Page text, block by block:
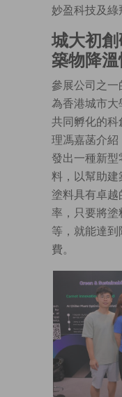
妙盈科技及綠
城大初創
築物降溫
參展公司之
為香港城市大
共同孵化的科
理馮嘉菡介紹
發出一種新型
料，以幫助建
塗料具有卓越
率，只要將塗
等，就能達
費。